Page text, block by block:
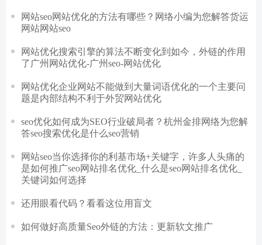
网站seo网站优化的方法有哪些？网络小编为您解答货运
网站网站seo
网站优化搜索引擎的算法不断变化到如今，外链的作用
了广州网站优化-广州seo-网站优化
网站优化企业网站不能做到大量词语优化的一个主要问
题是内部结构不利于外贸网站优化
seo优化如何成为SEO行业破局者？杭州金排网络为您解
答seo搜索优化是什么seo营销
网站seo当你选择你的利基市场+关键字，许多人头痛的
是如何推广seo网站排名优化_什么是seo网站排名优化_
关键词如何选择
还用眼看代码？看看这位用盲文
如何做好高质量Seo外链的方法：更新软文推广